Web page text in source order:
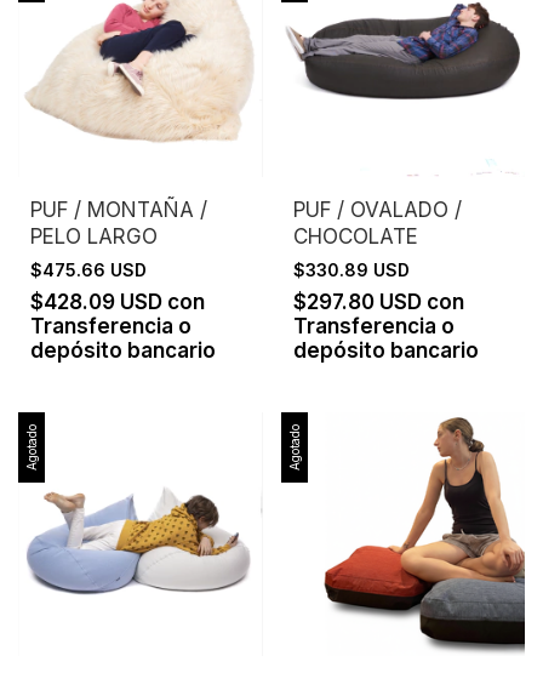
PUF / MONTAÑA /
PELO LARGO
$475.66 USD
$428.09 USD con
Transferencia o
depósito bancario
PUF / OVALADO /
CHOCOLATE
$330.89 USD
$297.80 USD con
Transferencia o
depósito bancario
Agotado Agotado